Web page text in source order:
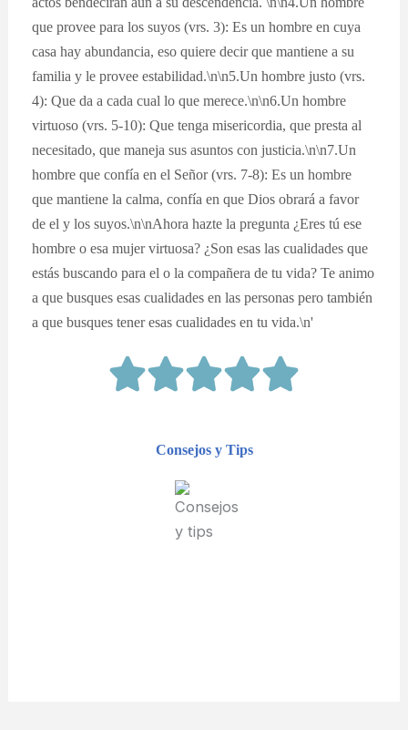
que provee para los suyos (vrs. 3): Es un hombre en cuya
casa hay abundancia, eso quiere decir que mantiene a su
familia y le provee estabilidad.\n\n5.Un hombre justo (vrs.
4): Que da a cada cual lo que merece.\n\n6.Un hombre
virtuoso (vrs. 5-10): Que tenga misericordia, que presta al
necesitado, que maneja sus asuntos con justicia.\n\n7.Un
hombre que confía en el Señor (vrs. 7-8): Es un hombre
que mantiene la calma, confía en que Dios obrará a favor
de el y los suyos.\n\nAhora hazte la pregunta ¿Eres tú ese
hombre o esa mujer virtuosa? ¿Son esas las cualidades que
estás buscando para el o la compañera de tu vida? Te animo
a que busques esas cualidades en las personas pero también
a que busques tener esas cualidades en tu vida.\n'
Consejos y Tips